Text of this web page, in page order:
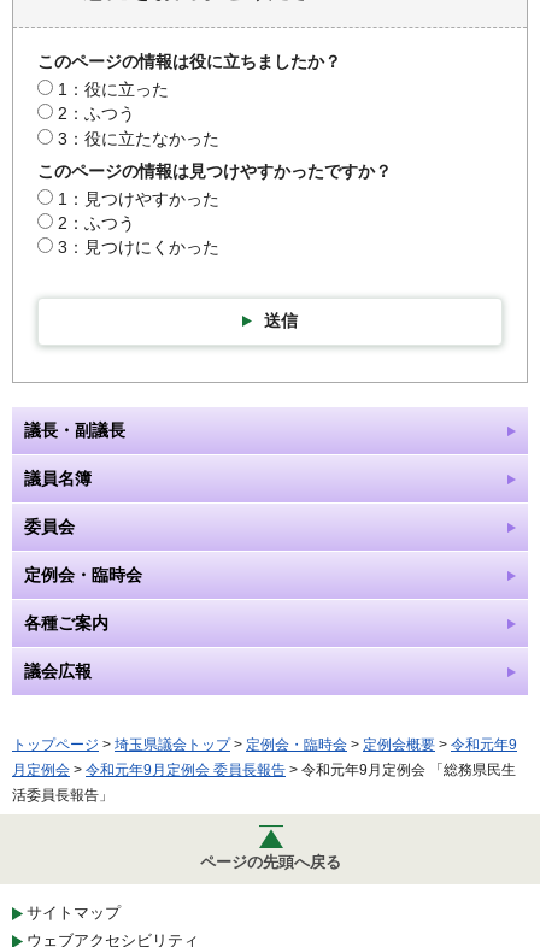
このページの情報は役に立ちましたか？
1：役に立った
2：ふつう
3：役に立たなかった
このページの情報は見つけやすかったですか？
1：見つけやすかった
2：ふつう
3：見つけにくかった
送信
議長・副議長
議員名簿
委員会
定例会・臨時会
各種ご案内
議会広報
トップページ > 埼玉県議会トップ> 定例会・臨時会 > 定例会概要 > 令和元年9
月定例会 > 令和元年9月定例会 委員長報告 > 令和元年9月定例会 「総務県民生
活委員長報告」
ページの先頭へ戻る
サイトマップ
ウェブアクセシビリティ